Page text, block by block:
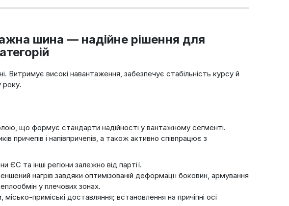
шина — надійне рішення для
Витримує високі навантаження, забезпечує стабільність курсу й
року.
що формує стандарти надійності у вантажному сегменті.
причепів і напівпричепів, а також активно співпрацює з
та інші регіони залежно від партії.
нагрів завдяки оптимізованій деформації боковин, армування
у плечових зонах.
приміські доставляння; встановлення на причіпні осі